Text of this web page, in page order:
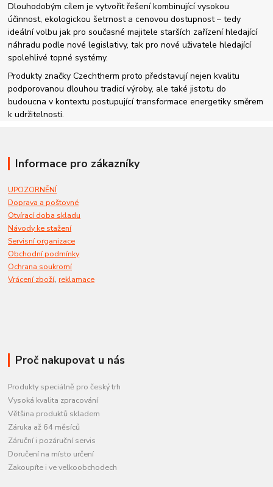
Dlouhodobým cílem je vytvořit řešení kombinující vysokou
účinnost, ekologickou šetrnost a cenovou dostupnost – tedy
ideální volbu jak pro současné majitele starších zařízení hledající
náhradu podle nové legislativy, tak pro nové uživatele hledající
spolehlivé topné systémy.
Produkty značky Czechtherm proto představují nejen kvalitu
podporovanou dlouhou tradicí výroby, ale také jistotu do
budoucna v kontextu postupující transformace energetiky směrem
k udržitelnosti.
Informace pro zákazníky
UPOZORNĚNÍ
Doprava a poštovné
Otvírací doba skladu
Návody ke stažení
Servisní organizace
Obchodní podmínky
Ochrana soukromí
Vrácení zboží,reklamace
Proč nakupovat u nás
Produkty speciálně pro český trh
Vysoká kvalita zpracování
Většina produktů skladem
Záruka až 64 měsíců
Záruční i pozáruční servis
Doručení na místo určení
Zakoupíte i ve velkoobchodech